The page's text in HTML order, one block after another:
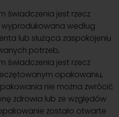
świadczenia jest rzecz
według
lub służąca zaspokojeniu
potrzeb,
świadczenia jest rzecz
opakowaniu,
nie można zwrócić
zdrowia lub ze względów
zostało otwarte